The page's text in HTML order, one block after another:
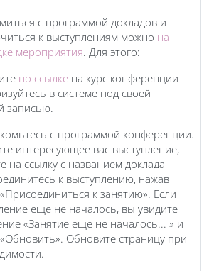
с программой докладов и
к выступлениям можно на
мероприятия. Для этого:
по ссылке на курс конференции
в системе под своей
записью.
с программой конференции.
интересующее вас выступление,
на ссылку с названием доклада
к выступлению, нажав
к занятию». Если
еще не началось, вы увидите
«Занятие еще не началось... » и
Обновите страницу при